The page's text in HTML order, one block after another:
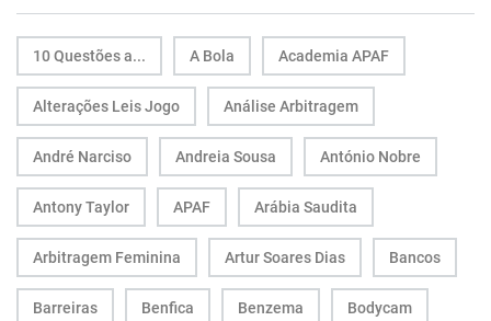
10 Questões a... A Bola Academia APAF
Alterações Leis Jogo Análise Arbitragem
André Narciso Andreia Sousa António Nobre
Antony Taylor APAF Arábia Saudita
Arbitragem Feminina Artur Soares Dias Bancos
Barreiras Benfica Benzema Bodycam